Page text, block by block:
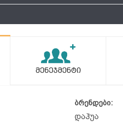
Მენეჯმენტი
ბრენდები:
დაჰუა